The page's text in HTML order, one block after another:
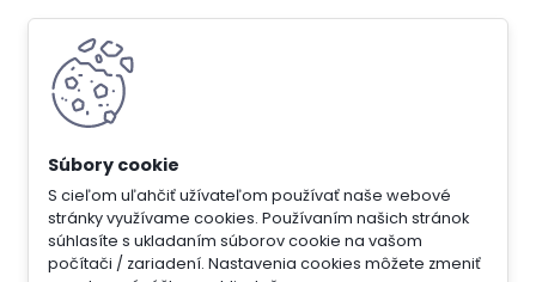
S cieľom uľahčiť užívateľom používať naše webové
stránky využívame cookies. Používaním našich stránok
súhlasíte s ukladaním súborov cookie na vašom
počítači / zariadení. Nastavenia cookies môžete zmeniť